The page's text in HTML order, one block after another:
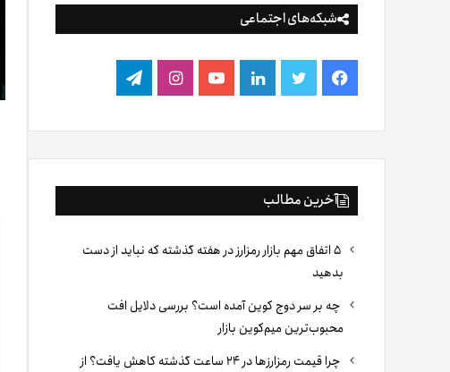
شبکه‌های اجتماعی
فیس
بوک
توییتر لینکدینیوتیوباینستاگرام
تلگرام
آخرین مطالب
۵ اتفاق مهم بازار رمزارز در هفته گذشته که نباید از دست
بدهید
چه بر سر دوج کوین آمده است؟ بررسی دلایل افت
محبوب‌ترین میم‌کوین بازار
چرا قیمت رمزارزها در ۲۴ ساعت گذشته کاهش یافت؟ از